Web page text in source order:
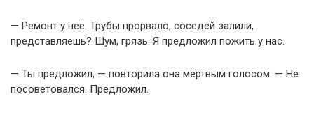
— Ремонт у неё. Трубы прорвало, соседей залили,
представляешь? Шум, грязь. Я предложил пожить у нас.
— Ты предложил, — повторила она мёртвым голосом. — Не
посоветовался. Предложил.